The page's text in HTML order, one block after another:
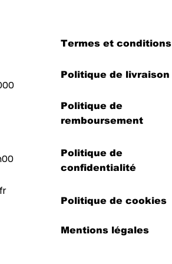
Termes et conditions
Politique de livraison
Politique de
remboursement
Politique de
confidentialité
Politique de cookies
Mentions légales